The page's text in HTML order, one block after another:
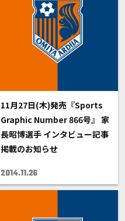
11月27日(木)発売『Sports
Graphic Number 866号』 家
長昭博選手 インタビュー記事
掲載のお知らせ
2014.11.26